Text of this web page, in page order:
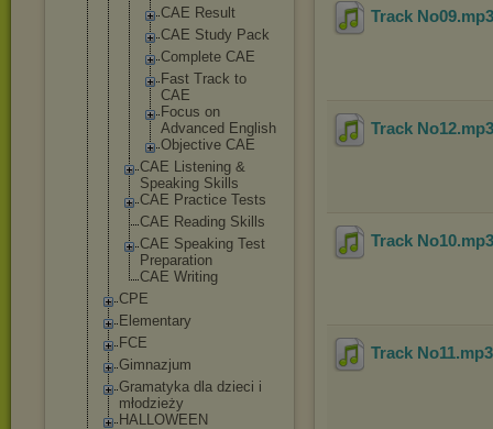
CAE Result
CAE Study Pack
Complete CAE
Fast Track to
CAE
Focus on
Advanced English
Objective CAE
CAE Listening &
Speaking Skills
CAE Practice Tests
CAE Reading Skills
CAE Speaking Test
Preparation
CAE Writing
CPE
Elementary
FCE
Gimnazjum
Gramatyka dla dzieci i
młodzieży
HALLOWEEN
Track No09
Track No12
Track No10
Track No11